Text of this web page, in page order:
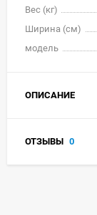
Вес (кг)
Ширина (см)
модель
ОПИСАНИЕ
ОТЗЫВЫ 0